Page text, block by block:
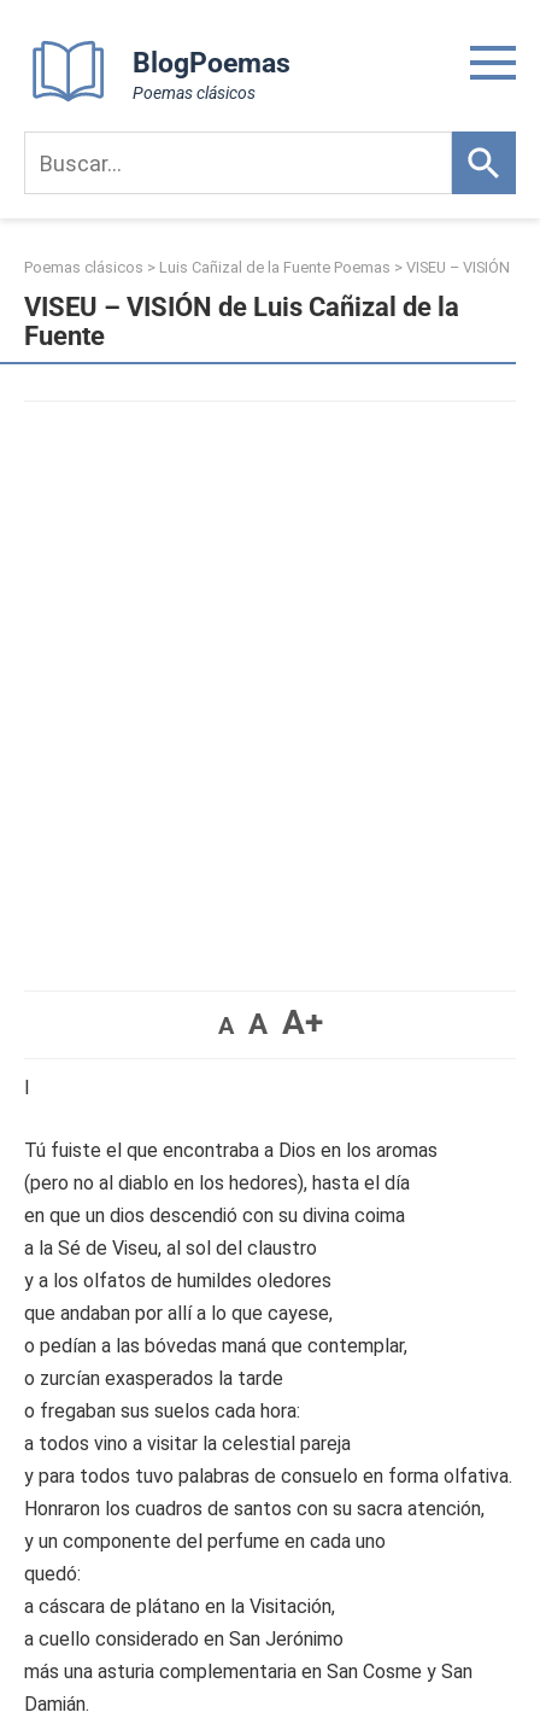
content
BlogPoemas
Poemas clásicos
Poemas clásicos > Luis Cañizal de la Fuente Poemas > VISEU – VISIÓN
VISEU – VISIÓN de Luis Cañizal de la
Fuente
A A A+
I
Tú fuiste el que encontraba a Dios en los aromas
(pero no al diablo en los hedores), hasta el día
en que un dios descendió con su divina coima
a la Sé de Viseu, al sol del claustro
y a los olfatos de humildes oledores
que andaban por allí a lo que cayese,
o pedían a las bóvedas maná que contemplar,
o zurcían exasperados la tarde
o fregaban sus suelos cada hora:
a todos vino a visitar la celestial pareja
y para todos tuvo palabras de consuelo en forma olfativa.
Honraron los cuadros de santos con su sacra atención,
y un componente del perfume en cada uno
quedó:
a cáscara de plátano en la Visitación,
a cuello considerado en San Jerónimo
más una asturia complementaria en San Cosme y San
Damián.